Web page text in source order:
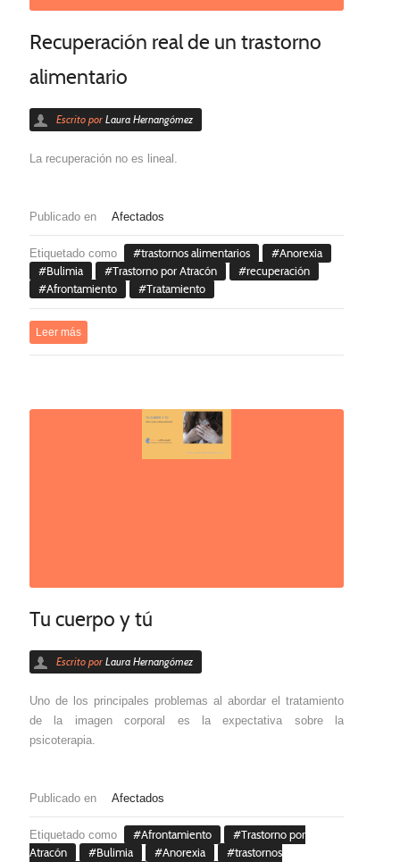
Recuperación real de un trastorno
alimentario
Escrito por Laura Hernangómez
La recuperación no es lineal.
Publicado en Afectados
Etiquetado como trastornos alimentarios
Anorexia
Bulimia
Trastorno por Atracón
recuperación
Afrontamiento
Tratamiento
Leer más
Tu cuerpo y tú
Escrito por Laura Hernangómez
Uno de los principales problemas al abordar el tratamiento
de la imagen corporal es la expectativa sobre la
psicoterapia.
Publicado en Afectados
Etiquetado como Afrontamiento
Trastorno por
Atracón
Bulimia Anorexia
trastornos